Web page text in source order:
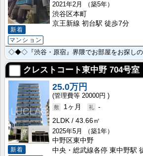
新着
マンション
2021年2月
（築5年）
渋谷区本町
京王新線 初台駅 徒歩7分
クレストコート東中野 704号室
新着
25.0万円
20000円
1ヶ月
-
2LDK
43.66㎡
2025年5月
（築1年）
中野区東中野
中央・総武線各停 東中野駅